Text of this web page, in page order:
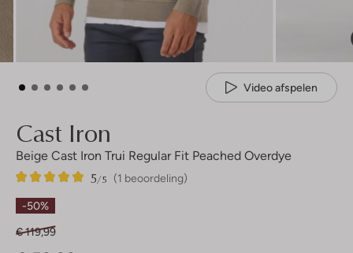
Video afspelen
Cast Iron
Beige Cast Iron Trui Regular Fit Peached Overdye
(1 beoordeling)
5/5
1
5
Sterren
-50%
€ 119,99